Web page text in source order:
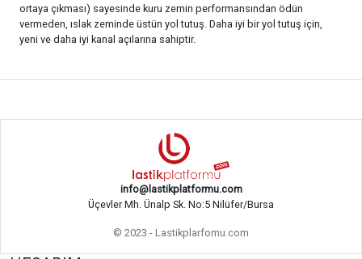
ortaya çıkması) sayesinde kuru zemin performansından ödün
vermeden, ıslak zeminde üstün yol tutuş. Daha iyi bir yol tutuş için,
yeni ve daha iyi kanal açılarına sahiptir.
info@lastikplatformu.com
Üçevler Mh. Ünalp Sk. No:5 Nilüfer/Bursa
© 2023 - Lastikplarfomu.com